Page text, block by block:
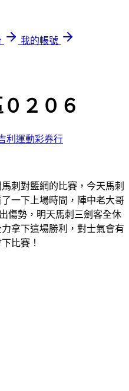
我的帳號
２０６
利運動彩券行
對籃網的比賽，今天馬刺
一下上場時間，陣中老大哥
傷勢，明天馬刺三劍客全休
拿下這場勝利，對士氣會有
比賽！